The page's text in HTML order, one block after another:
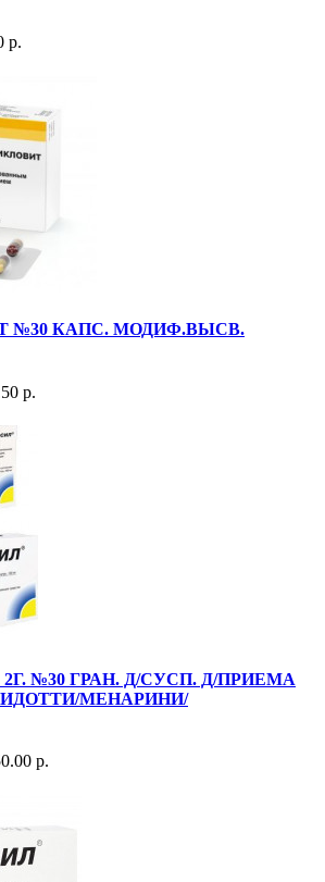
р.
№30 КАПС. МОДИФ.ВЫСВ.
р.
№30 ГРАН. Д/СУСП. Д/ПРИЕМА
МЕНАРИНИ/
р.